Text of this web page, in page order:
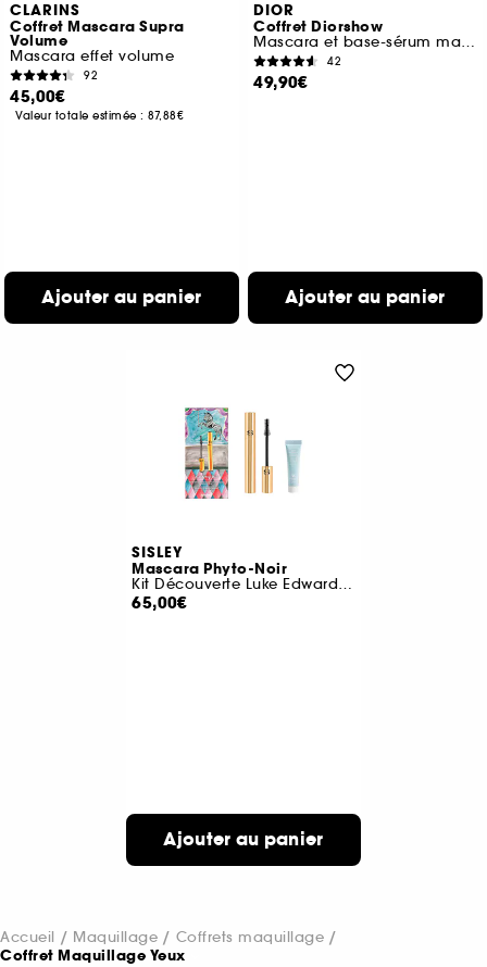
CLARINS
Coffret Mascara Supra
Volume
Mascara effet volume
92
45,00€
Valeur totale estimée :87,88€
Ajouter au panier
DIOR
Coffret Diorshow
Mascara et base-sérum mascara volume et courbe
42
49,90€
Ajouter au panier
SISLEY
Mascara Phyto-Noir
Kit Découverte Luke Edward Hall
65,00€
Ajouter au panier
Accueil Maquillage Coffrets maquillage
Coffret Maquillage Yeux